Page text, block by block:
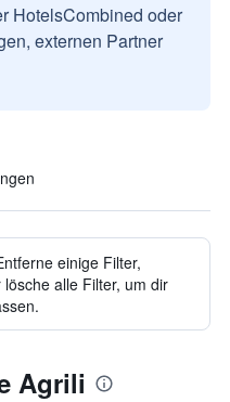
HotelsCombined oder
externen Partner
einige Filter,
alle Filter, um dir
Agrili